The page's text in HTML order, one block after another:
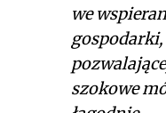
we
szokowe